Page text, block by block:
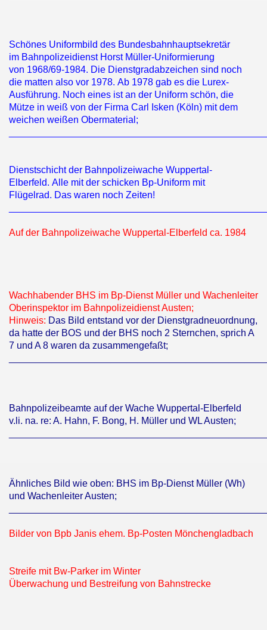
Schönes Uniformbild des Bundesbahnhauptsekretär
im Bahnpolizeidienst Horst Müller-Uniformierung
von 1968/69-1984. Die Dienstgradabzeichen sind noch
die matten also vor 1978. Ab 1978 gab es die Lurex-
Ausführung. Noch eines ist an der Uniform schön, die
Mütze in weiß von der Firma Carl Isken (Köln) mit dem
weichen weißen Obermaterial;
Dienstschicht der Bahnpolizeiwache Wuppertal-
Elberfeld. Alle mit der schicken Bp-Uniform mit
Flügelrad. Das waren noch Zeiten!
Auf der Bahnpolizeiwache Wuppertal-Elberfeld ca. 1984
Wachhabender BHS im Bp-Dienst Müller und Wachenleiter
Oberinspektor im Bahnpolizeidienst Austen;
Hinweis: Das Bild entstand vor der Dienstgradneuordnung,
da hatte der BOS und der BHS noch 2 Sternchen, sprich A
7 und A 8 waren da zusammengefaßt;
Bahnpolizeibeamte auf der Wache Wuppertal-Elberfeld
v.li. na. re: A. Hahn, F. Bong, H. Müller und WL Austen;
Ähnliches Bild wie oben: BHS im Bp-Dienst Müller (Wh)
und Wachenleiter Austen;
Bilder von Bpb Janis ehem. Bp-Posten Mönchengladbach
Streife mit Bw-Parker im Winter
Überwachung und Bestreifung von Bahnstrecke